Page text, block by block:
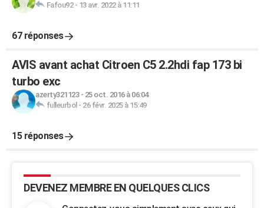
Fafou92- 13 avr. 2022 à 11:11
67 réponses
AVIS avant achat Citroen C5 2.2hdi fap 173 bi
turbo exc
azerty321123- 25 oct. 2016 à 06:04
fulleurbol - 26 févr. 2025 à 15:49
15 réponses
DEVENEZ MEMBRE EN QUELQUES CLICS